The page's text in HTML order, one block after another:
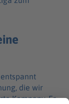
die wir
Kompany. Er